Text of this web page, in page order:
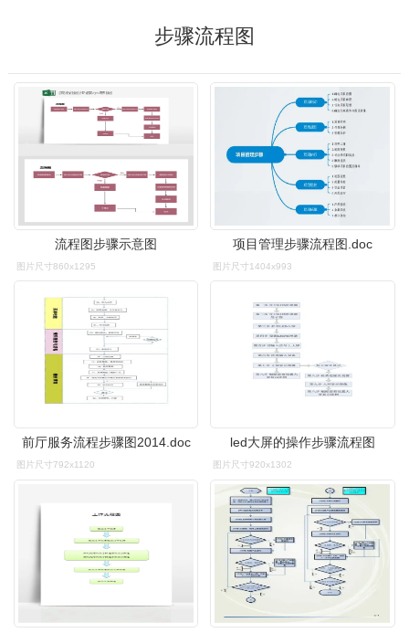
步骤流程图
流程图步骤示意图
图片尺寸860x1295
项目管理步骤流程图.doc
图片尺寸1404x993
前厅服务流程步骤图2014.doc
图片尺寸792x1120
led大屏的操作步骤流程图
图片尺寸920x1302